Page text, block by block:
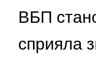
ВБП
сприяла